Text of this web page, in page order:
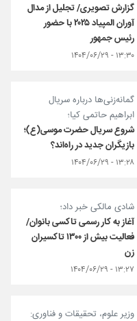
گزارش تصویری/ تجلیل از مدال
آوران المپیاد ۲۰۲۵ با حضور
رئیس جمهور
۱۳:۳۰ - ۱۴۰۴/۰۶/۲۹
گمانه‌زنی‌ها درباره سریال
ابراهیم حاتمی کیا؛
شروع سریال حضرت موسی(ع)؛
بازیگران جدید در راه‌اند؟
۱۳:۲۸ - ۱۴۰۴/۰۶/۲۹
شادی مالکی خبر داد؛
آغاز به کار رسمی تاکسی بانوان/
فعالیت بیش از ۱۳۰۰ تاکسیران
زن
۱۳:۲۷ - ۱۴۰۴/۰۶/۲۹
وزیر علوم، تحقیقات و فناوری: